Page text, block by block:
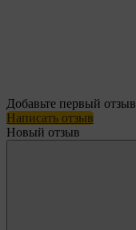
Добавьте первый отзыв
Написать отзыв
Новый отзыв